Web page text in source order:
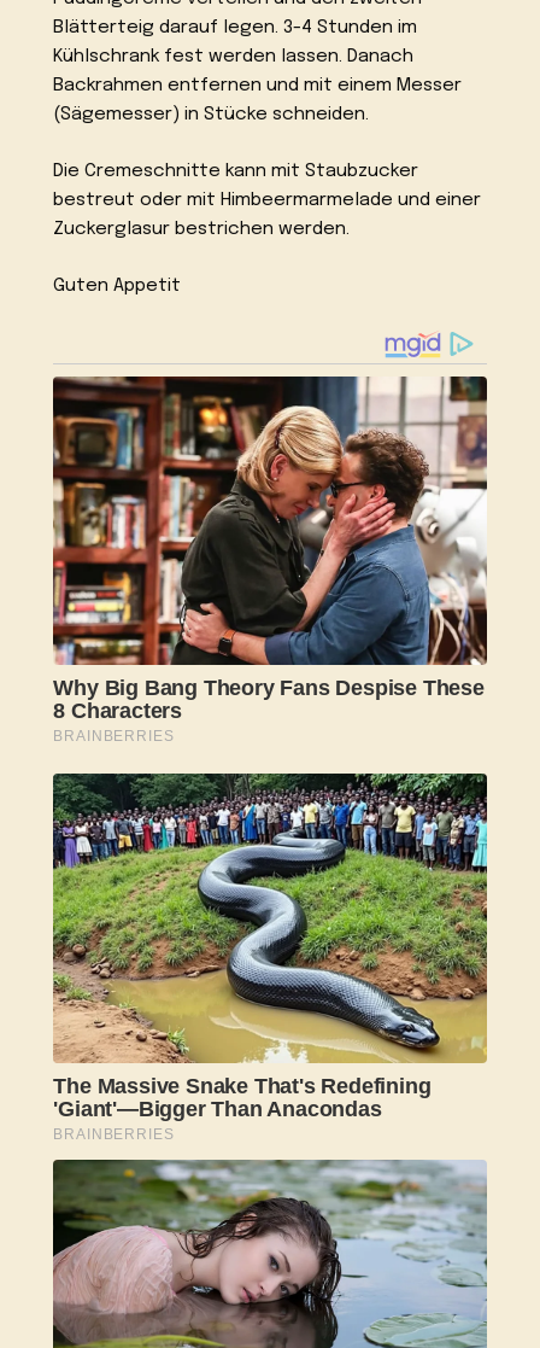
Blätterteig darauf legen. 3-4 Stunden im
Kühlschrank fest werden lassen. Danach
Backrahmen entfernen und mit einem Messer
(Sägemesser) in Stücke schneiden.
Die Cremeschnitte kann mit Staubzucker
bestreut oder mit Himbeermarmelade und einer
Zuckerglasur bestrichen werden.
Guten Appetit